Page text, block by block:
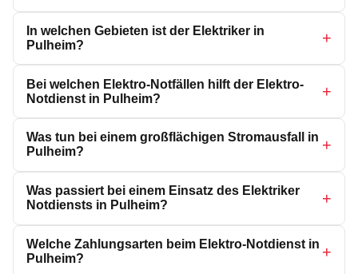
In welchen Gebieten ist der Elektriker in
Pulheim?
+
gesamte Stadtgebiet von Pulheim. Darüber hinaus
sind wir auch im Umland aktiv, beispielsweise in
in Pulheim ist für uns zu abgelegen.
Bei welchen Elektro-Notfällen hilft der Elektro-
Notdienst in Pulheim?
+
typischen Elektro‑Notfällen: Stromausfall, ständig
auslösende Sicherungen, FI‑Schalter‑Probleme,
und überlastete Altbau‑Installationen. Wir prüfen
die betroffenen Stromkreise mit Messgeräten,
finden die Ursache und setzen die Anlage
fachgerecht nach aktueller VDE‑Norm instand.
Was tun bei einem großflächigen Stromausfall in
Pulheim?
+
sind. Ist das ganze Viertel ohne Strom, liegt meist
eine Netzstörung vor – dafür ist der regionale
zuständig, dessen Störungsnummer Sie online
finden. Betrifft der Ausfall nur Ihre Räume, liegt die
Was passiert bei einem Einsatz des Elektriker
Notdiensts in Pulheim?
+
Elektro-Notfall und Ihre Adresse in Pulheim.
Anschließend macht sich ein Fachmann sofort zu
Welche Zahlungsarten beim Elektro-Notdienst in
Pulheim?
+